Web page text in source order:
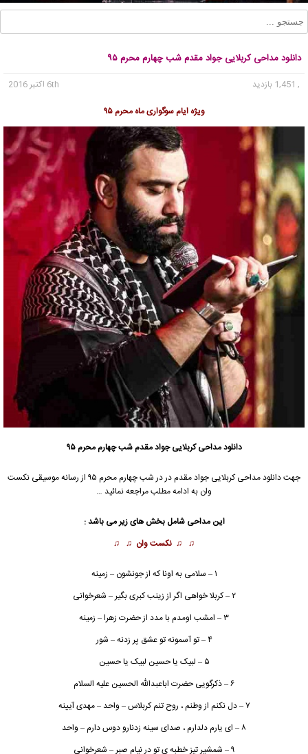
دانلود مداحی کربلایی جواد مقدم شب چهارم محرم ۹۵
, 1,451 بازدید
6th اکتبر 2016
ویژه ایام سوگواری ماه محرم ۹۵
دانلود مداحی کربلایی جواد مقدم شب چهارم محرم ۹۵
جهت دانلود مداحیکربلایی جواد مقدمدردر شب چهارم محرم ۹۵
از رسانه موسیقی نکست
وان به ادامه مطلب مراجعه نمائید …
این مداحی شامل بخش های زیر می باشد :
♫ ♫ نکست وان ♫ ♫
۱ – سلامی به اونا که از جونشون – زمینه
۲ – کربلا خواهی اگر از زینب کبری بگیر – شعرخوانی
۳ – امشب اومدم با مدد از حضرت زهرا – زمینه
۴ – تو آسمونه تو عشق پر زدنه – شور
۵ – لبیک یا حسین لبیک یا حسین
۶ – ذکرگویی حضرت اباعبدالله الحسین علیه السلام
۷ – دل نکنم از وطنم ، روح تنم کربلاس – واحد – مهدی آیینه
۸ – ای یارم دلدارم ، صدای سینه زدنارو دوس دارم – واحد
۹ – شمشیر تیز خطبه ی تو در نیام صبر – شعرخوانی